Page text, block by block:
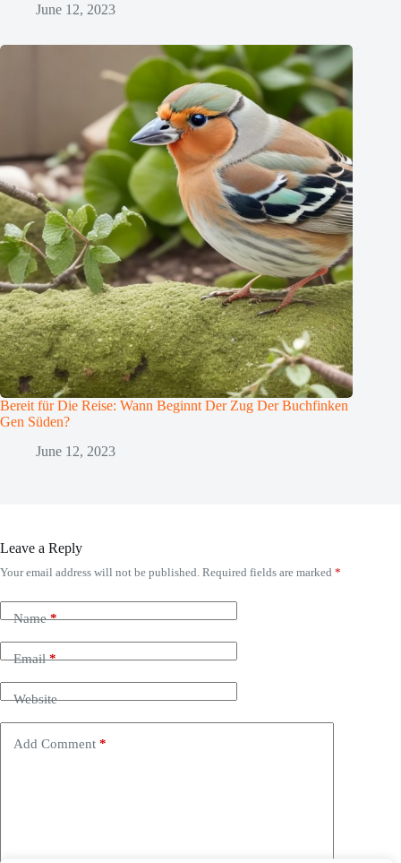
June 12, 2023
Bereit für Die Reise: Wann Beginnt Der Zug Der Buchfinken
Gen Süden?
June 12, 2023
Leave a Reply
Your email address will not be published. Required fields are marked *
Name*
Email*
Website
Add Comment *